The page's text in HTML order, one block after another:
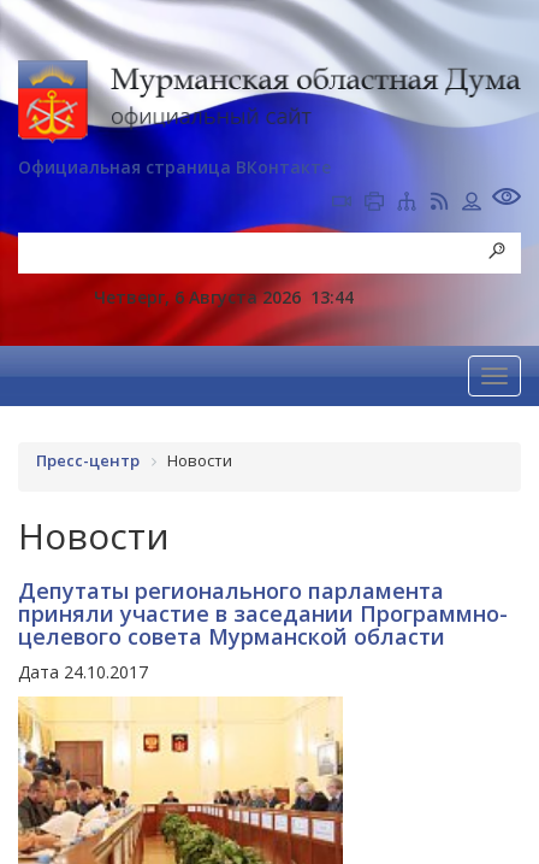
Официальная страница ВКонтакте
Четверг, 6 Августа 2026 13:44
Пресс-центр Новости
Новости
Депутаты регионального парламента
приняли участие в заседании Программно-
целевого совета Мурманской области
Дата 24.10.2017